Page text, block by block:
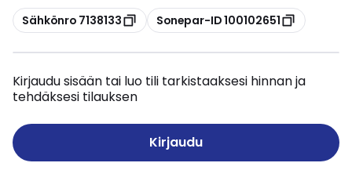
Kopioi
Sähkönro 7138133 Kopioi
Sonepar-ID 100102651
Kirjaudu sisään tai luo tili tarkistaaksesi hinnan ja
tehdäksesi tilauksen
Kirjaudu